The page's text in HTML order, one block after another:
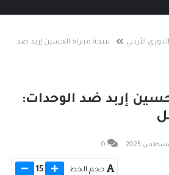
الدوري الأردني
نتيجة مباراة الحسين إربد ضد
إربد ضد الوحدات:
0
حجم الخط 15